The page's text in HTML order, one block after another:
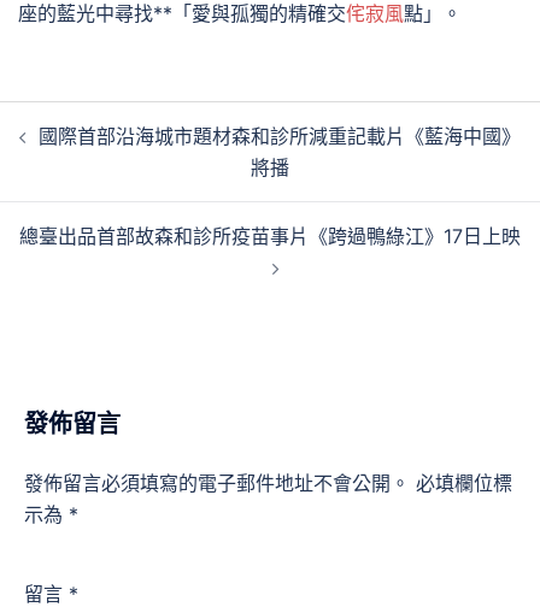
座的藍光中尋找**「愛與孤獨的精確交侘寂風點」。
章
覽
國際首部沿海城市題材森和診所減重記載片《藍海中國》
將播
總臺出品首部故森和診所疫苗事片《跨過鴨綠江》17日上映
發佈留言
發佈留言必須填寫的電子郵件地址不會公開。 必填欄位標
示為 *
留言 *